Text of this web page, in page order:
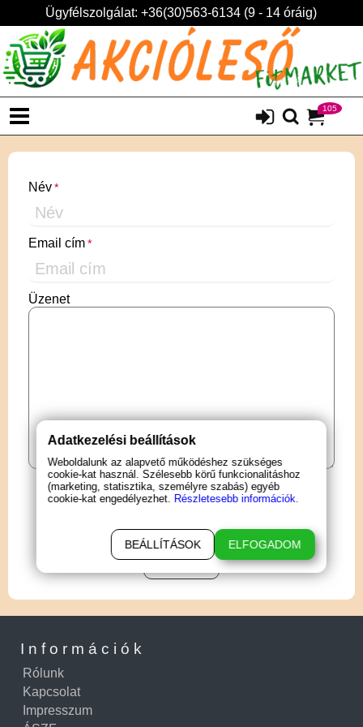
Ügyfélszolgálat: +36(30)563-6134 (9 - 14 óráig)
105
Név
Email cím
Üzenet
ELKÜLD
Információk
Rólunk
Kapcsolat
Impresszum
Adatkezelési beállítások
Weboldalunk az alapvető működéshez szükséges
cookie-kat használ. Szélesebb körű funkcionalitáshoz
(marketing, statisztika, személyre szabás) egyéb
cookie-kat engedélyezhet. Részletesebb információk.
BEÁLLÍTÁSOK ELFOGADOM